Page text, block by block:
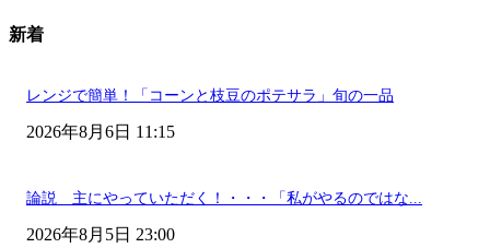
新着
レンジで簡単！「コーンと枝豆のポテサラ」旬の一品
2026年8月6日 11:15
論説 主にやっていただく！・・・「私がやるのではな...
2026年8月5日 23:00